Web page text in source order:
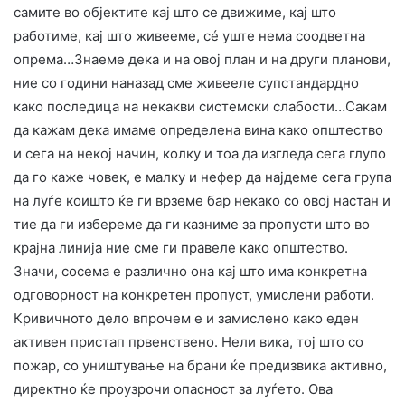
самите во објектите кај што се движиме, кај што
работиме, кај што живееме, сé уште нема соодветна
опрема…Знаеме дека и на овој план и на други планови,
ние со години наназад сме живееле супстандардно
како последица на некакви системски слабости…Сакам
да кажам дека имаме определена вина како општество
и сега на некој начин, колку и тоа да изгледа сега глупо
да го каже човек, е малку и нефер да најдеме сега група
на луѓе коишто ќе ги врземе бар некако со овој настан и
тие да ги избереме да ги казниме за пропусти што во
крајна линија ние сме ги правеле како општество.
Значи, сосема е различно она кај што има конкретна
одговорност на конкретен пропуст, умислени работи.
Кривичното дело впрочем е и замислено како еден
активен пристап првенствено. Нели вика, тој што со
пожар, со уништување на брани ќе предизвика активно,
директно ќе проузрочи опасност за луѓето. Ова